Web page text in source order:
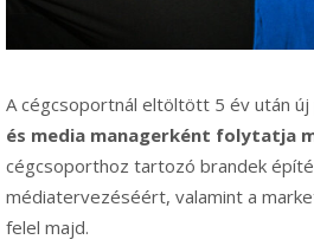
A cégcsoportnál eltöltött 5 év után új
és media managerként folytatja
cégcsoporthoz tartozó brandek
médiatervezéséért, valamint a
felel majd.